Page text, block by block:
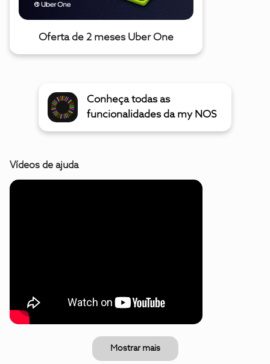
Oferta de 2 meses Uber One
Conheça todas as
funcionalidades da my NOS
Vídeos de ajuda
Mostrar mais